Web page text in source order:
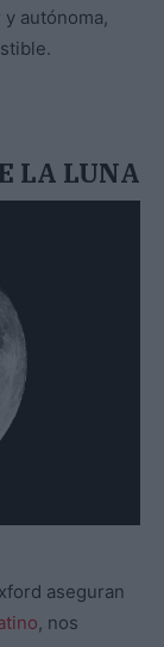
autónoma,
LA LUNA
aseguran
, nos